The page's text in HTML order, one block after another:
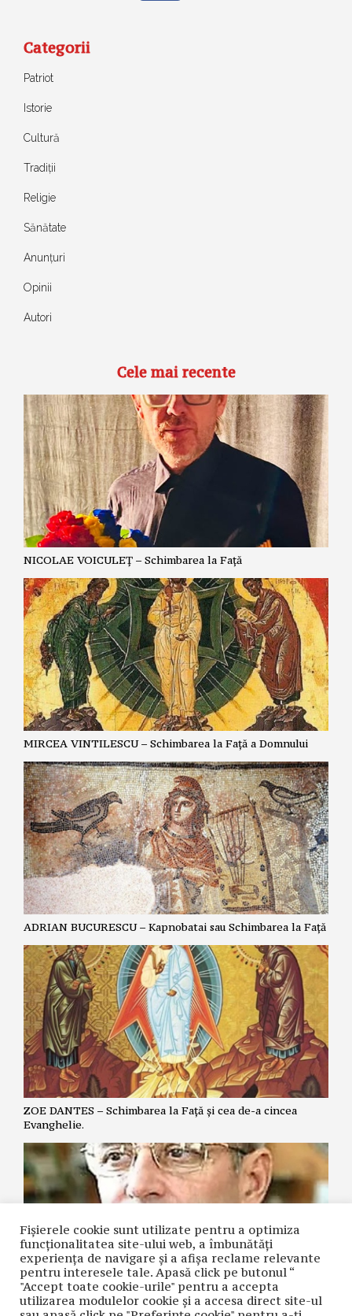
Categorii
Patriot
Istorie
Cultură
Tradiții
Religie
Sănătate
Anunțuri
Opinii
Autori
Cele mai recente
NICOLAE VOICULEȚ – Schimbarea la Față
MIRCEA VINTILESCU – Schimbarea la Față a Domnului
ADRIAN BUCURESCU – Kapnobatai sau Schimbarea la Față
ZOE DANTES – Schimbarea la Față și cea de-a cincea
Evanghelie.
NICOLAE GRIGORIE LĂCRIȚA – Crime premeditate prin
Fișierele cookie sunt utilizate pentru a optimiza
funcţionalitatea site-ului web, a îmbunătăţi
experienţa de navigare şi a afişa reclame relevante
pentru interesele tale. Apasă click pe butonul “
"Accept toate cookie-urile" pentru a accepta
utilizarea modulelor cookie şi a accesa direct site-ul